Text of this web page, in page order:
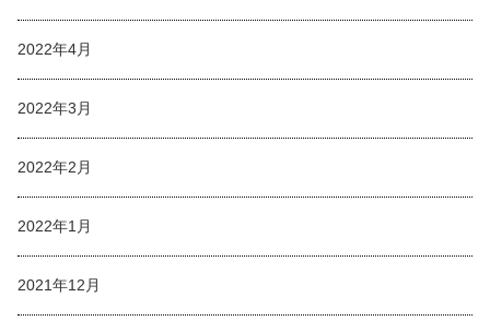
2022年4月
2022年3月
2022年2月
2022年1月
2021年12月